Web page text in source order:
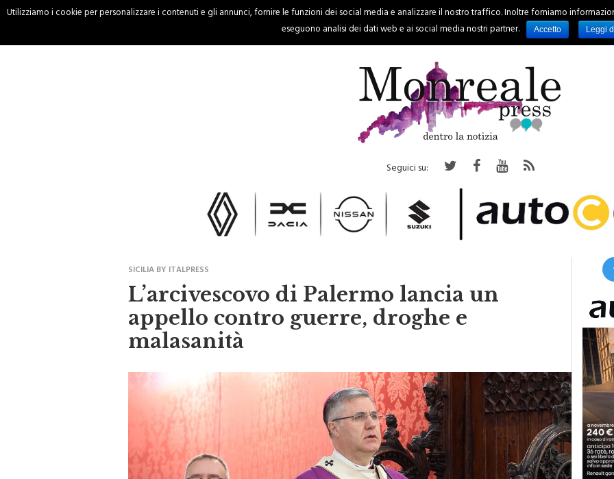
HOME CRONACA PALERMO REGIONE EVENTI RUBRICHE SPORT
Seguici su:
SICILIA BY ITALPRESS
L’arcivescovo di Palermo lancia un
appello contro guerre, droghe e
malasanità
Utilizziamo i cookie per personalizzare i contenuti e gli annunci, fornire le funzioni dei social media e analizzare il nostro traffico. Inoltre forniamo
eseguono analisi dei dati web e ai social media nostri partner.
Accetto Leggi